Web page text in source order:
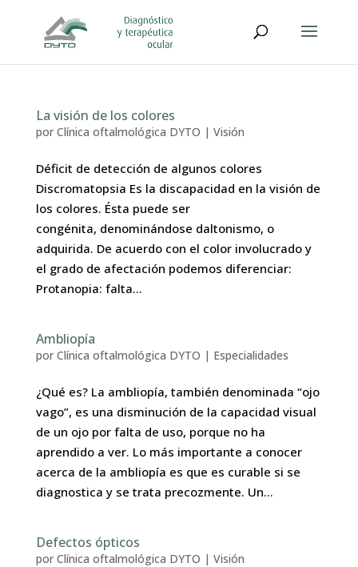
La visión de los colores
por Clínica oftalmológica DYTO | Visión
Déficit de detección de algunos colores
Discromatopsia Es la discapacidad en la visión de
los colores. Ésta puede ser
congénita, denominándose daltonismo, o
adquirida. De acuerdo con el color involucrado y
el grado de afectación podemos diferenciar:
Protanopia: falta...
Ambliopía
por Clínica oftalmológica DYTO | Especialidades
¿Qué es? La ambliopía, también denominada “ojo
vago”, es una disminución de la capacidad visual
de un ojo por falta de uso, porque no ha
aprendido a ver. Lo más importante a conocer
acerca de la ambliopía es que es curable si se
diagnostica y se trata precozmente. Un...
Defectos ópticos
por Clínica oftalmológica DYTO | Visión